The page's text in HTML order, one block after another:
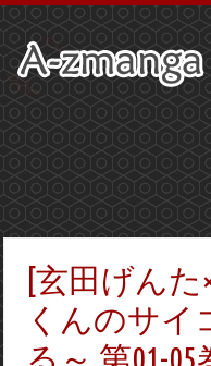
[玄田げん
くんのサイ
る～ 第01-05